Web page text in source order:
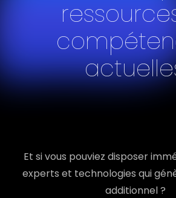
Et si vous pouviez disposer
experts et technologies qui
additionnel ?